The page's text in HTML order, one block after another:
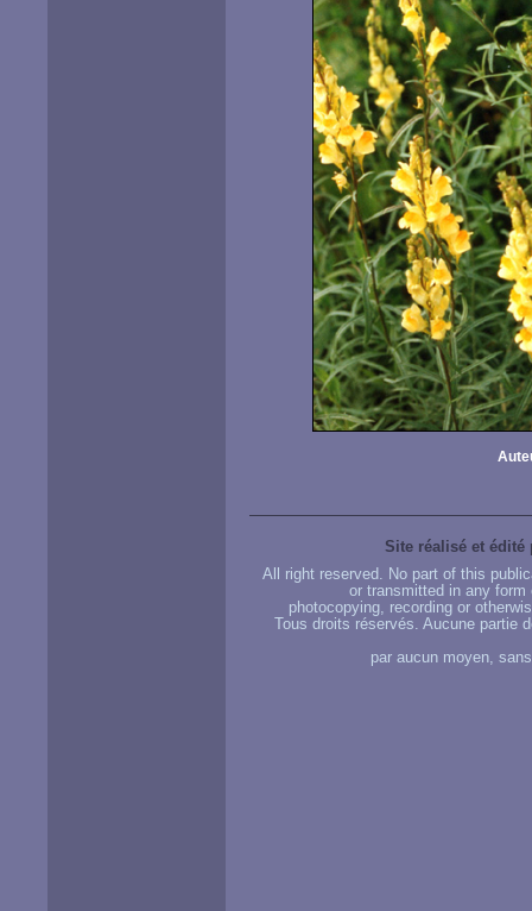
Site réalisé et édité
All right reserved. No part of this
or transmitted in any
photocopying, recording or
Tous droits réservés. Aucune
par aucun moyen,